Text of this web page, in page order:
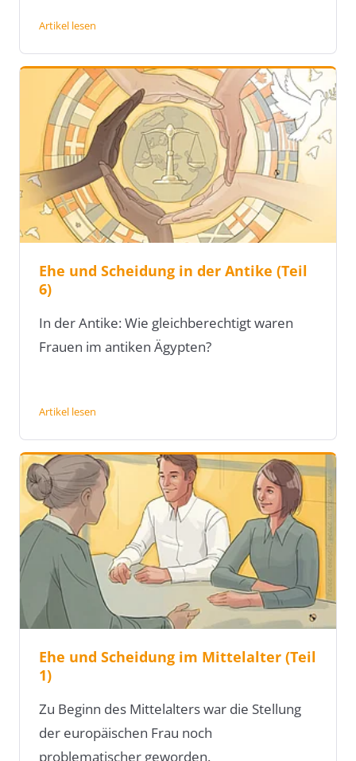
Artikel lesen
Ehe und Scheidung in der Antike (Teil
6)
In der Antike: Wie gleichberechtigt waren
Frauen im antiken Ägypten?
Artikel lesen
Ehe und Scheidung im Mittelalter (Teil
1)
Zu Beginn des Mittelalters war die Stellung
der europäischen Frau noch
problematischer geworden.